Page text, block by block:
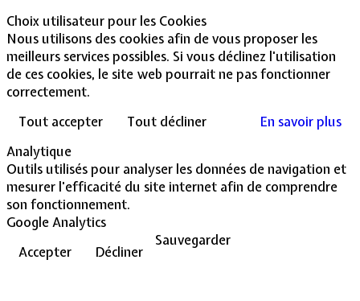
Choix utilisateur pour les Cookies
Nous utilisons des cookies afin de vous proposer les
meilleurs services possibles. Si vous déclinez l'utilisation
de ces cookies, le site web pourrait ne pas fonctionner
correctement.
Tout accepter
Tout décliner
En savoir plus
Analytique
Outils utilisés pour analyser les données de navigation et
mesurer l'efficacité du site internet afin de comprendre
son fonctionnement.
Google Analytics
Accepter
Décliner
Sauvegarder